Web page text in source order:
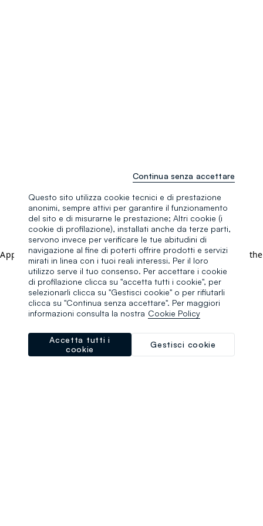
Application error: a client-side exception has occurred (see the
browser console for more information).
Questo sito utilizza cookie tecnici e di prestazione
anonimi, sempre attivi per garantire il funzionamento
del sito e di misurarne le prestazione; Altri cookie (i
cookie di profilazione), installati anche da terze parti,
servono invece per verificare le tue abitudini di
navigazione al fine di poterti offrire prodotti e servizi
mirati in linea con i tuoi reali interessi. Per il loro
utilizzo serve il tuo consenso. Per accettare i cookie
di profilazione clicca su "accetta tutti i cookie", per
selezionarli clicca su "Gestisci cookie" o per rifiutarli
clicca su "Continua senza accettare". Per maggiori
informazioni consulta la nostra Cookie Policy
Gestisci cookie
Accetta tutti i
cookie
Continua senza accettare